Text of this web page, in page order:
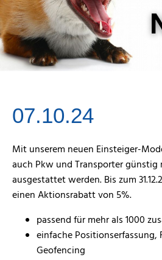
07.10.24
Mit unserem neuen Einsteiger-
auch Pkw und Transporter günstig
ausgestattet werden. Bis zum
einen Aktionsrabatt von 5%.
passend für mehr als 1000
einfache
Geofencing